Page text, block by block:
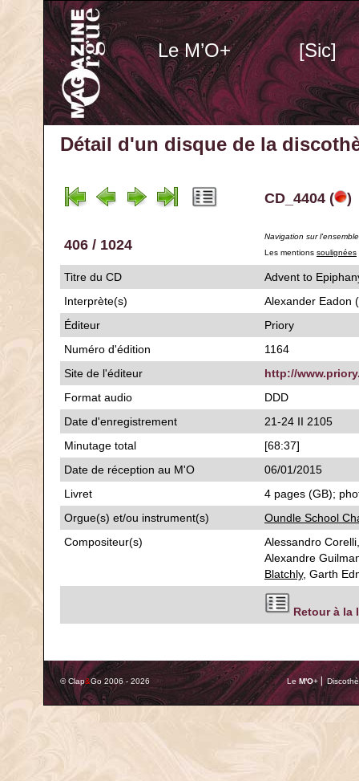
Le M’O+ [Sic]
Détail d'un disque de la
CD_4404 ( )
406 / 1024
Navigation sur
Les mentions soulignées
Titre du CD
Advent
Interprète(s)
Alexander Eadon
Éditeur
Priory
Numéro d'édition
1164
Site de l'éditeur
http://
Format audio
DDD
Date d'enregistrement
21-24 II 2105
Minutage total
[68:37]
Date de réception au M'O
06/01/2015
Livret
4 pages (GB);
Orgue(s) et/ou instrument(s)
Oundle School
Compositeur(s)
Alessandro
Alexandre
Blatchly, Garth
Retour à la
© Clap&Go 2006 - 2026 Le M'O+ ⎢